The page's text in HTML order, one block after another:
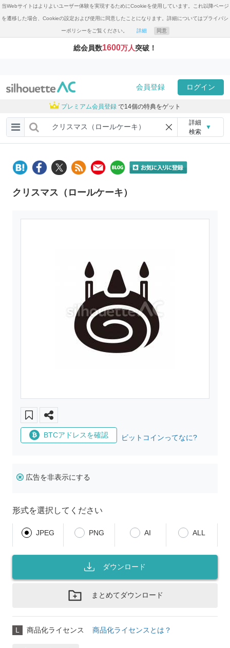
当Webサイトはよりよいユーザー体験を実現するためにCookieを使用しています。これ以降ページ
を遷移した場合、Cookieの設定および使用に同意したことになります。詳細についてはプライバシ
ーポリシーをご覧ください。 詳細 同意
総会員数1600万人突破！
会員登録 ログイン
プレミアム会員登録 で14個の特典をゲット
詳細
検索
▼
クリスマス（ロールケーキ）
BTCアドレスを確認 ビットコインってなに?
広告を非表示にする
形式を選択してください
JPEG PNG AI ALL
ダウンロード
まとめてダウンロード
L 商品化ライセンス 商品化ライセンスとは？